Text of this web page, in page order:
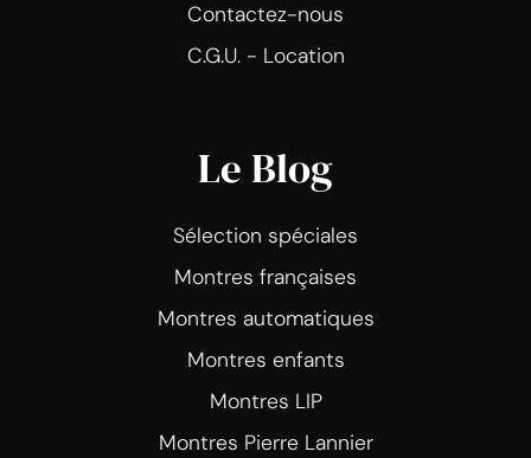
Contactez-nous
C.G.U. - Location
Le Blog
Sélection spéciales
Montres françaises
Montres automatiques
Montres enfants
Montres LIP
Montres Pierre Lannier